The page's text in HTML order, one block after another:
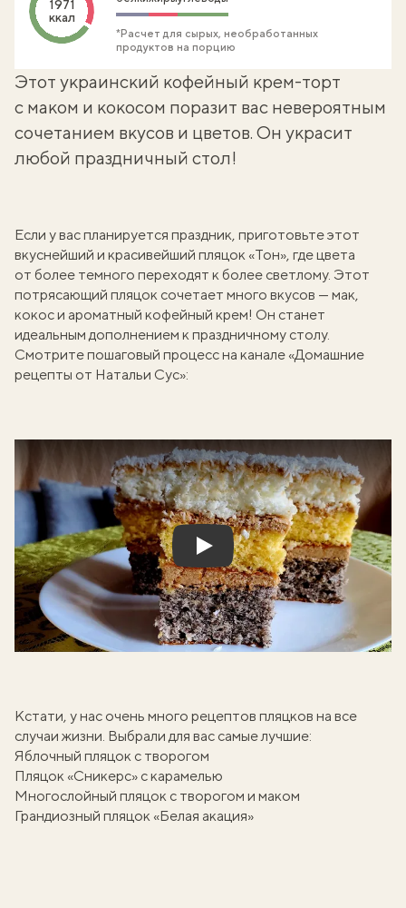
1971
ккал
*Расчет для сырых, необработанных
продуктов на порцию
Этот украинский кофейный крем-торт
с маком и кокосом поразит вас невероятным
сочетанием вкусов и цветов. Он украсит
любой праздничный стол!
Если у вас планируется праздник, приготовьте этот
вкуснейший и красивейший пляцок «Тон», где цвета
от более темного переходят к более светлому. Этот
потрясающий пляцок сочетает много вкусов — мак,
кокос и ароматный кофейный крем! Он станет
идеальным дополнением к праздничному столу.
Смотрите пошаговый процесс на канале «Домашние
рецепты от Натальи Сус»:
Play
Кстати, у нас очень много рецептов пляцков на все
случаи жизни. Выбрали для вас самые лучшие:
Яблочный пляцок с творогом
Пляцок «Сникерс» с карамелью
Многослойный пляцок с творогом и маком
Грандиозный пляцок «Белая акация»